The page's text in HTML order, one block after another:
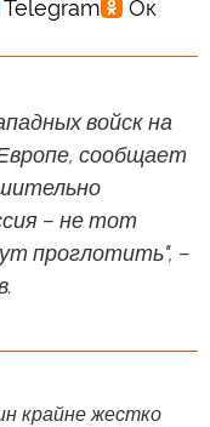
войск на
сообщает
– не тот
проглотить", –
крайне жестко